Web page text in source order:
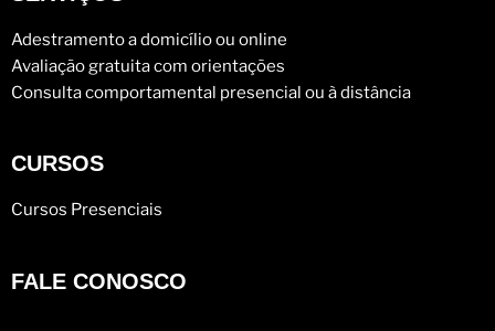
Adestramento a domicílio ou online
Avaliação gratuita com orientações
Consulta comportamental presencial ou à distância
CURSOS
Cursos Presenciais
FALE CONOSCO